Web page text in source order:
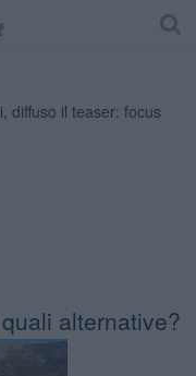
alternative?